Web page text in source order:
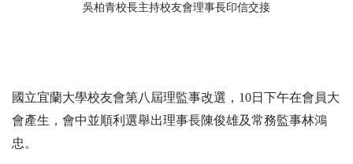
吳柏青校長主持校友會理事長印信交接
國立宜蘭大學校友會第八屆理監事改選，10日下午在會員大
會產生，會中並順利選舉出理事長陳俊雄及常務監事林鴻
忠。